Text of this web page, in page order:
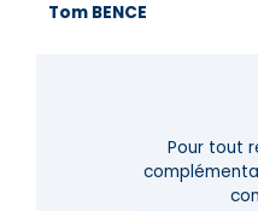
Tom BENCE
Pour tout